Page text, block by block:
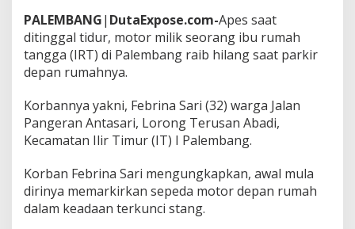
a
t
D
r
k
i
i
R
u
PALEMBANG| DutaExpose.com-Apes saat
ditinggal tidur, motor milik seorang ibu rumah
tangga (IRT) di Palembang raib hilang saat parkir
depan rumahnya.
Korbannya yakni, Febrina Sari (32) warga Jalan
Pangeran Antasari, Lorong Terusan Abadi,
Kecamatan Ilir Timur (IT) I Palembang.
Korban Febrina Sari mengungkapkan, awal mula
dirinya memarkirkan sepeda motor depan rumah
dalam keadaan terkunci stang.